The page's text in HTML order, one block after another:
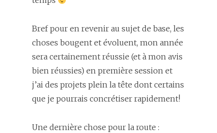
Bref pour en revenir au sujet de base, les
choses bougent et évoluent, mon année
sera certainement réussie (et à mon avis
bien réussies) en première session et
j’ai des projets plein la tête dont certains
que je pourrais concrétiser rapidement!
Une dernière chose pour la route :